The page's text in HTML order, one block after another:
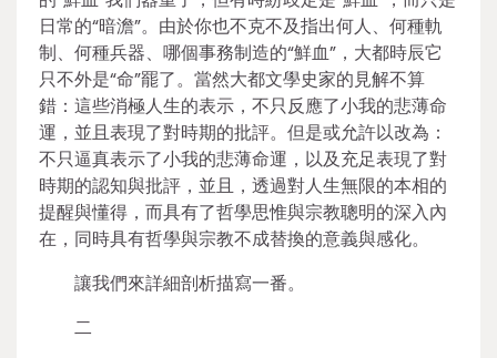
日常的“暗澹”。由於你也不克不及指出何人、何種軌
制、何種兵器、哪個事務制造的“鮮血”，大都時辰它
只不外是“命”罷了。當然大都文學史家的見解不算
錯：這些消極人生的表示，不只反應了小我的悲薄命
運，並且表現了對時期的批評。但是或允許以改為：
不只逼真表示了小我的悲薄命運，以及充足表現了對
時期的認知與批評，並且，透過對人生無限的本相的
提醒與懂得，而具有了哲學思惟與宗教聰明的深入內
在，同時具有哲學與宗教不成替換的意義與感化。
讓我們來詳細剖析描寫一番。
二